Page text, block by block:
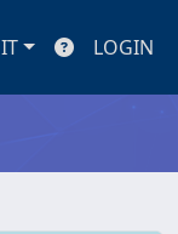
IT LOGIN